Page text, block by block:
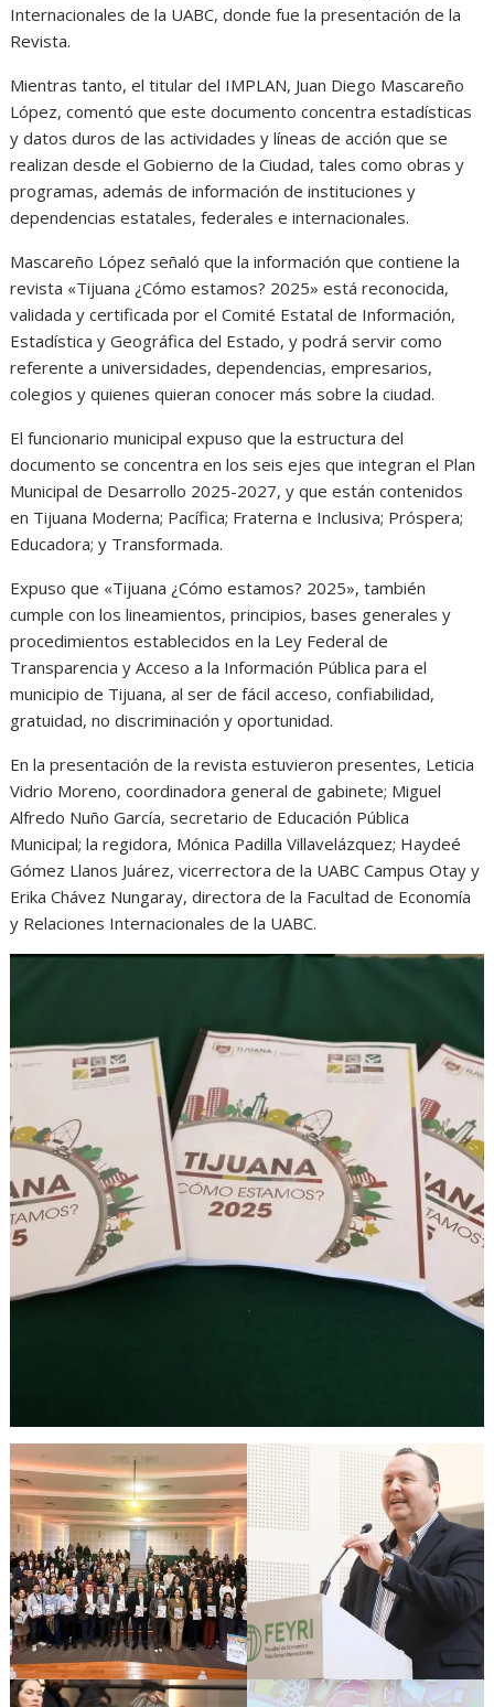
Internacionales de la UABC, donde fue la presentación de la
Revista.
Mientras tanto, el titular del IMPLAN, Juan Diego Mascareño
López, comentó que este documento concentra estadísticas
y datos duros de las actividades y líneas de acción que se
realizan desde el Gobierno de la Ciudad, tales como obras y
programas, además de información de instituciones y
dependencias estatales, federales e internacionales.
Mascareño López señaló que la información que contiene la
revista «Tijuana ¿Cómo estamos? 2025» está reconocida,
validada y certificada por el Comité Estatal de Información,
Estadística y Geográfica del Estado, y podrá servir como
referente a universidades, dependencias, empresarios,
colegios y quienes quieran conocer más sobre la ciudad.
El funcionario municipal expuso que la estructura del
documento se concentra en los seis ejes que integran el Plan
Municipal de Desarrollo 2025-2027, y que están contenidos
en Tijuana Moderna; Pacífica; Fraterna e Inclusiva; Próspera;
Educadora; y Transformada.
Expuso que «Tijuana ¿Cómo estamos? 2025», también
cumple con los lineamientos, principios, bases generales y
procedimientos establecidos en la Ley Federal de
Transparencia y Acceso a la Información Pública para el
municipio de Tijuana, al ser de fácil acceso, confiabilidad,
gratuidad, no discriminación y oportunidad.
En la presentación de la revista estuvieron presentes, Leticia
Vidrio Moreno, coordinadora general de gabinete; Miguel
Alfredo Nuño García, secretario de Educación Pública
Municipal; la regidora, Mónica Padilla Villavelázquez; Haydeé
Gómez Llanos Juárez, vicerrectora de la UABC Campus Otay y
Erika Chávez Nungaray, directora de la Facultad de Economía
y Relaciones Internacionales de la UABC.